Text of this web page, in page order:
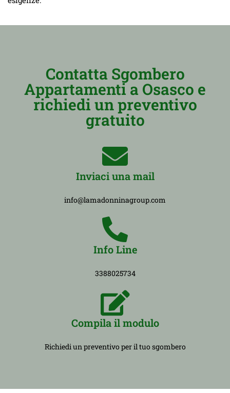
Contatta Sgombero
Appartamenti a Osasco e
richiedi un preventivo
gratuito
Inviaci una mail
info@lamadonninagroup.com
Info Line
3388025734
Compila il modulo
Richiedi un preventivo per il tuo sgombero